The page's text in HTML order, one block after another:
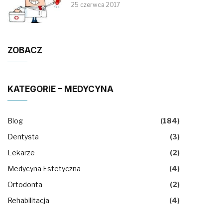
25 czerwca 2017
ZOBACZ
KATEGORIE – MEDYCYNA
Blog
(184)
Dentysta
(3)
Lekarze
(2)
Medycyna Estetyczna
(4)
Ortodonta
(2)
Rehabilitacja
(4)